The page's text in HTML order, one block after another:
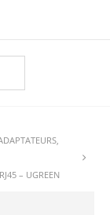
,
– UGREEN